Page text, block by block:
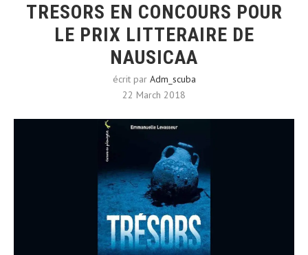
TRESORS EN CONCOURS POUR
LE PRIX LITTERAIRE DE
NAUSICAA
écrit par Adm_scuba
22 March 2018